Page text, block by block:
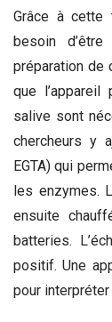
Grâce à cette
besoin
préparation de
que
salive sont
chercheurs y
EGTA) qui
les enzymes.
ensuite
batteries.
positif. Une
pour